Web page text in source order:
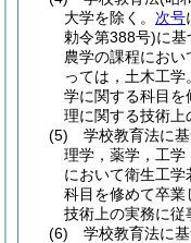
大学を除く。 次号
勅令第388号)に基
農学の課程におい
っては，土木工学。
学に関する科目
理に関する技術上
(5)
学校教育法に
理学，薬学，工学
において衛生工
科目を修めて卒業
技術上の実務に従
(6)
学校教育法に